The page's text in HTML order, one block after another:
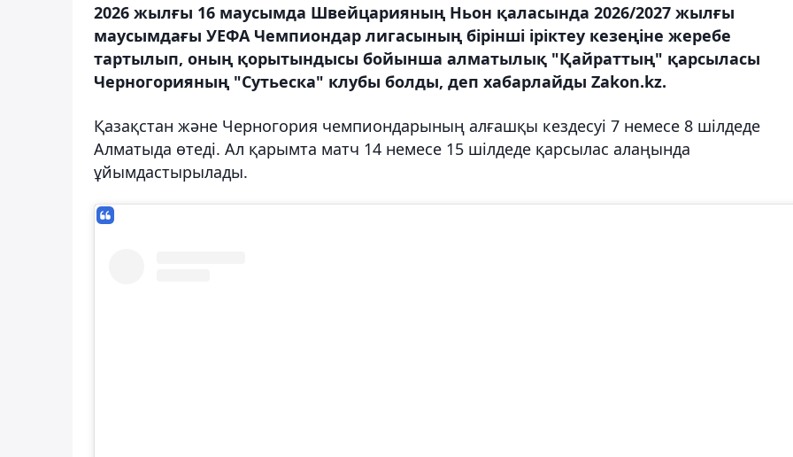
2026 жылғы 16 маусымда Швейцарияның Ньон қаласында 2026/2027 жылғы
маусымдағы УЕФА Чемпиондар лигасының бірінші іріктеу кезеңіне жеребе
тартылып, оның қорытындысы бойынша алматылық "Қайраттың" қарсыласы
Черногорияның "Сутьеска" клубы болды, деп хабарлайды Zakon.kz.
Қазақстан және Черногория чемпиондарының алғашқы кездесуі 7 немесе 8 шілдеде
Алматыда өтеді. Ал қарымта матч 14 немесе 15 шілдеде қарсылас алаңында
ұйымдастырылады.